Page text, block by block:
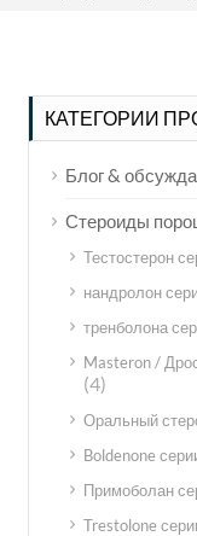
КАТЕГОРИИ
Блог &
Стероиды
Тестостерон
нандролон
тренболона
Masteron /
(4)
Оральный
Boldenone
Примоболан
Trestolone